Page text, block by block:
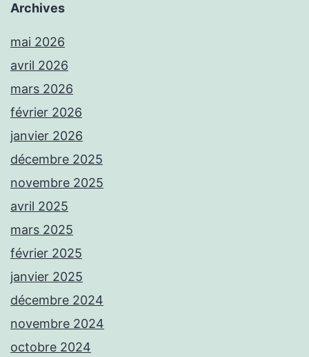
Archives
mai 2026
avril 2026
mars 2026
février 2026
janvier 2026
décembre 2025
novembre 2025
avril 2025
mars 2025
février 2025
janvier 2025
décembre 2024
novembre 2024
octobre 2024